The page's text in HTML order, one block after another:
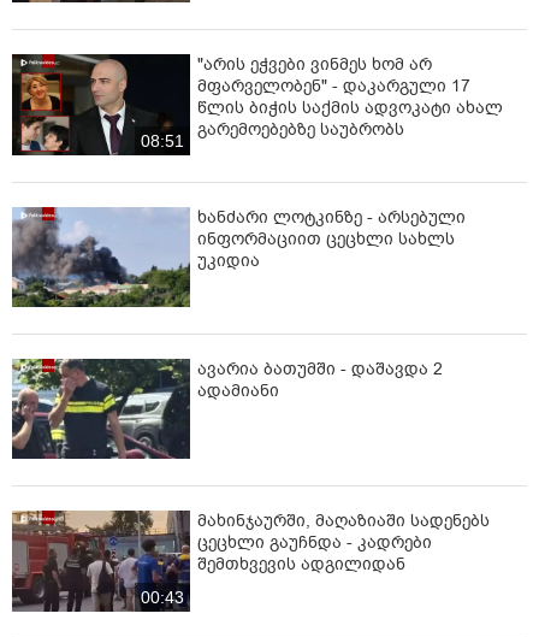
08:51
"არის ეჭვები ვინმეს ხომ არ
მფარველობენ" - დაკარგული 17
წლის ბიჭის საქმის ადვოკატი ახალ
გარემოებებზე საუბრობს
ხანძარი ლოტკინზე - არსებული
ინფორმაციით ცეცხლი სახლს
უკიდია
ავარია ბათუმში - დაშავდა 2
ადამიანი
00:43
მახინჯაურში, მაღაზიაში სადენებს
ცეცხლი გაუჩნდა - კადრები
შემთხვევის ადგილიდან